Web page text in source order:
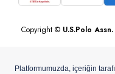
Copyright © U.S.Polo Assn.